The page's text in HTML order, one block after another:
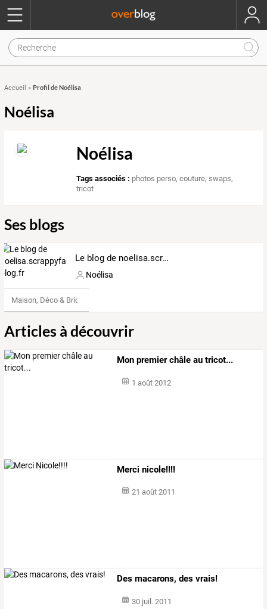
Accueil » Profil de Noélisa
Noélisa
Noélisa
Tags associés : photos perso,couture,swaps,
tricot
Ses blogs
Le blog de noelisa.scrappyfamily.over-blog.fr
Noélisa
Maison, Déco & Bricolage
Articles à découvrir
Mon premier châle au tricot...
1 août 2012
Merci nicole!!!!
21 août 2011
Des macarons, des vrais!
30 juil. 2011